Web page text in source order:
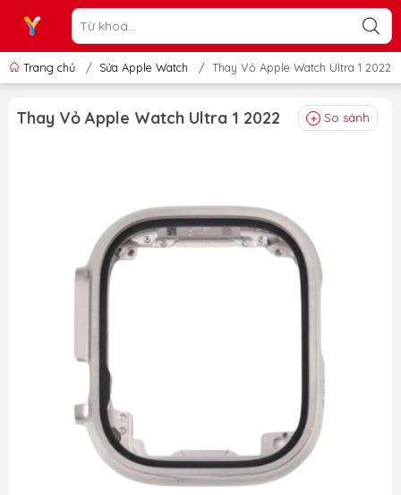
Trang chủ / Sửa Apple Watch / Thay Vỏ Apple Watch Ultra 1 2022
Thay Vỏ Apple Watch Ultra 1 2022 So sánh